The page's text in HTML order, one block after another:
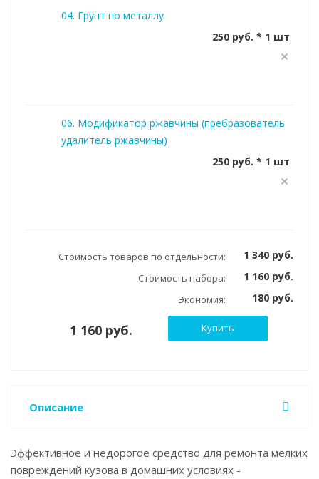
04. Грунт по металлу
250 руб. * 1 шт
06. Модификатор ржавчины (пребразователь
удалитель ржавчины)
250 руб. * 1 шт
Стоимость товаров по отдельности: 1 340 руб.
Стоимость набора: 1 160 руб.
Экономия: 180 руб.
1 160 руб. Купить
Описание
Эффективное и недорогое средство для ремонта мелких
повреждений кузова в домашних условиях -